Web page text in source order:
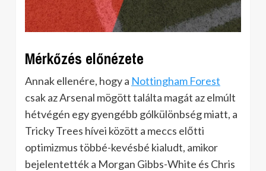
Mérkőzés előnézete
Annak ellenére, hogy a Nottingham Forest
csak az Arsenal mögött találta magát az elmúlt
hétvégén egy gyengébb gólkülönbség miatt, a
Tricky Trees hívei között a meccs előtti
optimizmus többé-kevésbé kialudt, amikor
bejelentették a Morgan Gibbs-White és Chris